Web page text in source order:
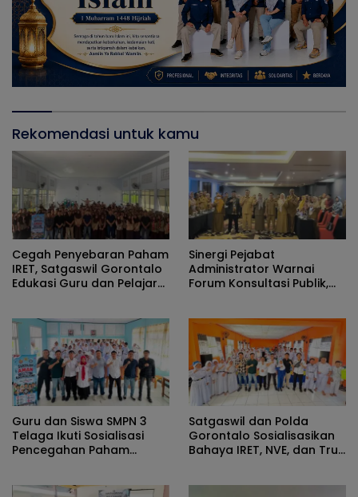
Rekomendasi untuk kamu
Cegah Penyebaran Paham
IRET, Satgaswil Gorontalo
Edukasi Guru dan Pelajar
Sinergi Pejabat
Administrator Warnai
Forum Konsultasi Publik,
Pelayanan
Guru dan Siswa SMPN 3
Telaga Ikuti Sosialisasi
Pencegahan Paham
Satgaswil dan Polda
Gorontalo Sosialisasikan
Bahaya IRET, NVE, dan True